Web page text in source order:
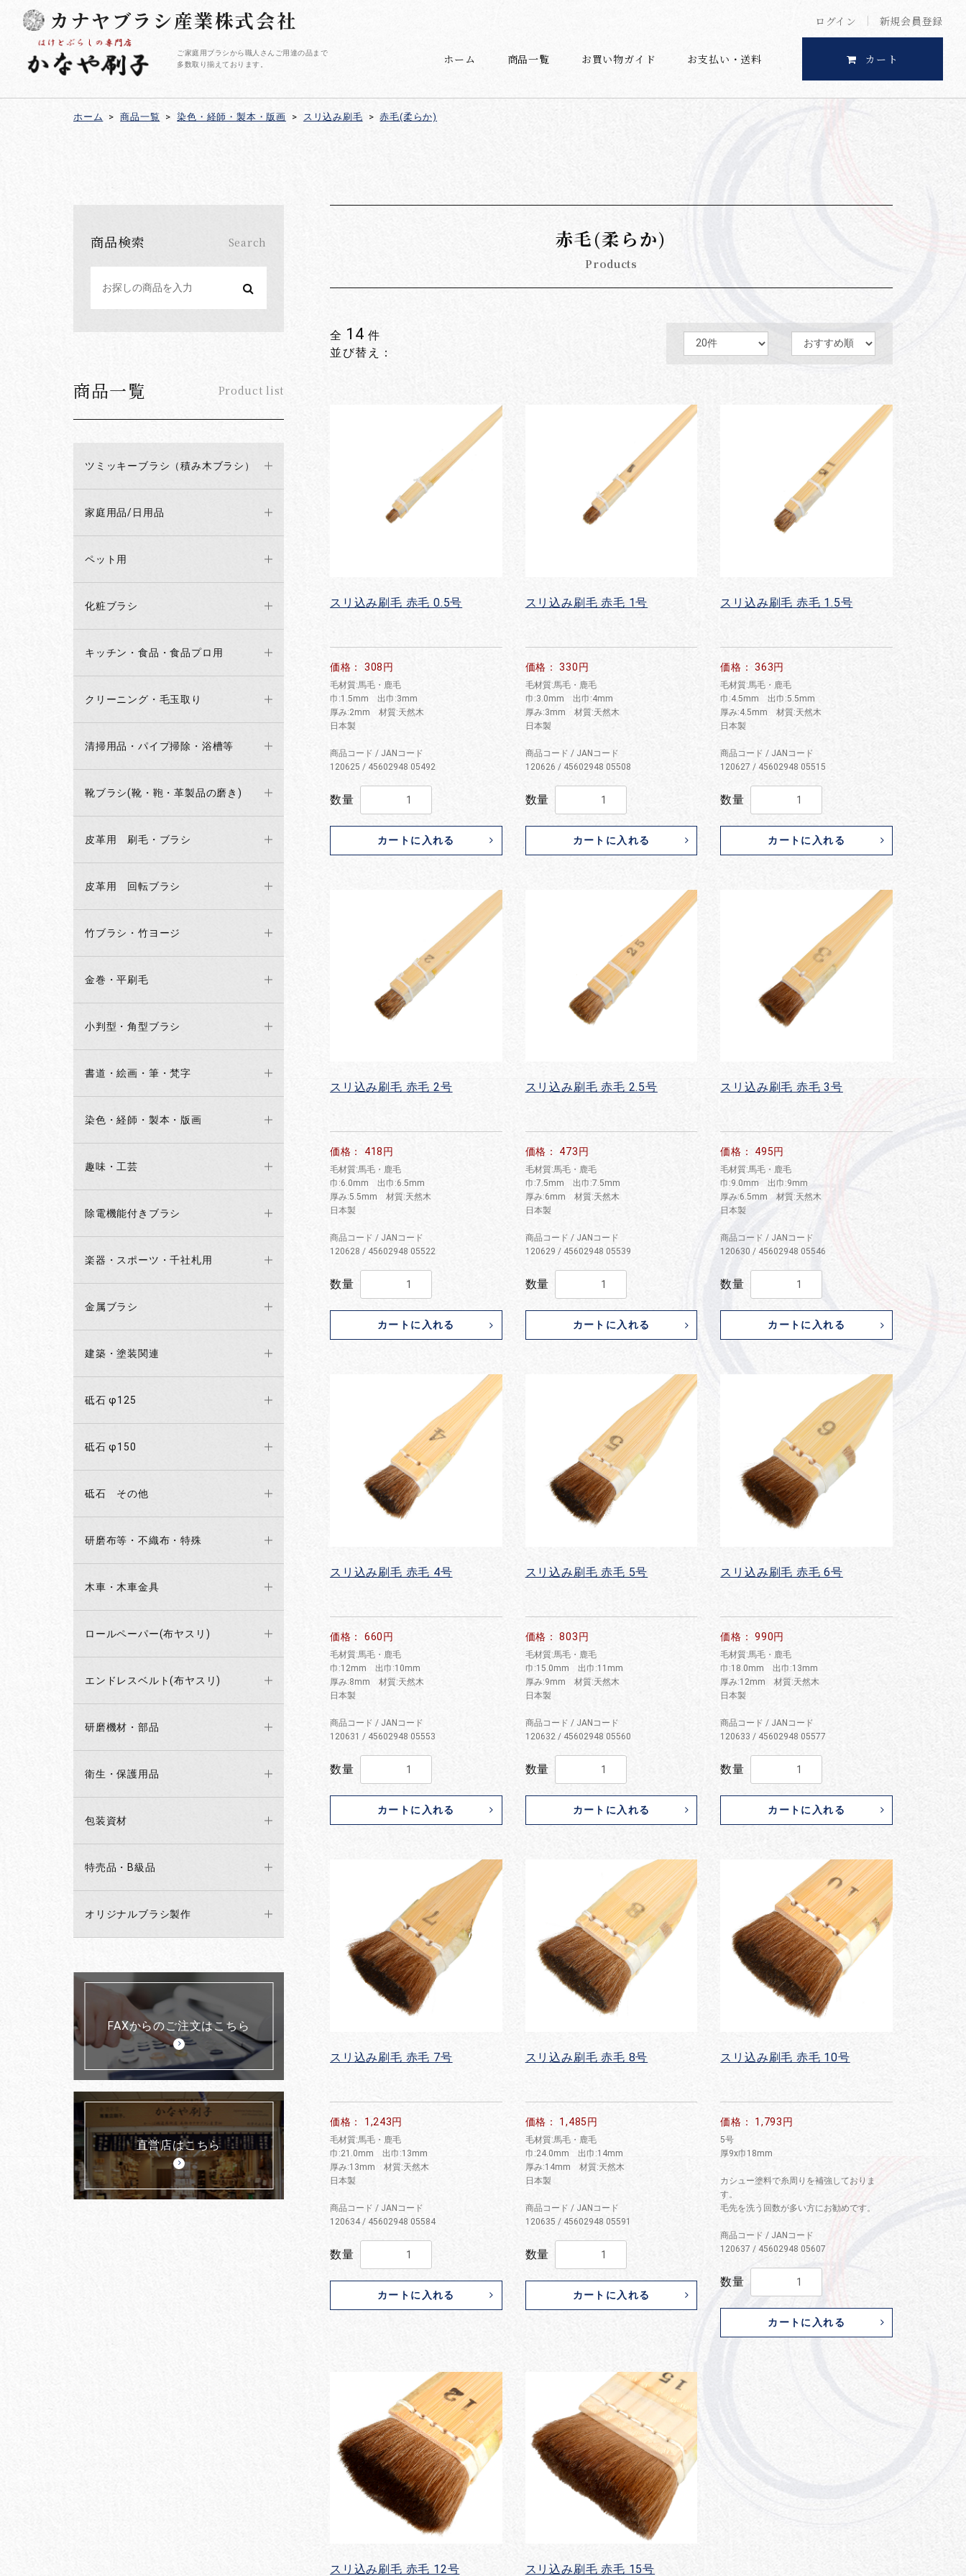
ログイン 新規会員登録
カナヤブラシ産業株式会社
ご家庭用ブラシから職人さんご用達の品まで
多数取り揃えております。
ホーム 商品一覧 お買い物ガイド お支払い・送料 カート
ホーム > 商品一覧 > 染色・経師・製本・版画 > スリ込み刷毛 > 赤毛(柔らか)
商品検索 Search
商品一覧 Product list
ツミッキーブラシ（積み木ブラシ）
家庭用品/日用品
ペット用
化粧ブラシ
キッチン・食品・食品プロ用
クリーニング・毛玉取り
清掃用品・パイプ掃除・浴槽等
靴ブラシ(靴・鞄・革製品の磨き)
皮革用 刷毛・ブラシ
皮革用 回転ブラシ
竹ブラシ・竹ヨージ
金巻・平刷毛
小判型・角型ブラシ
書道・絵画・筆・梵字
染色・経師・製本・版画
趣味・工芸
除電機能付きブラシ
楽器・スポーツ・千社札用
金属ブラシ
建築・塗装関連
砥石 φ125
砥石 φ150
砥石 その他
研磨布等・不織布・特殊
木車・木車金具
ロールペーパー(布ヤスリ)
エンドレスベルト(布ヤスリ)
研磨機材・部品
衛生・保護用品
包装資材
特売品・B級品
オリジナルブラシ製作
FAXからのご注文はこちら
直営店はこちら
赤毛(柔らか)
Products
全 14 件
並び替え：
スリ込み刷毛 赤毛 0.5号
価格： 308円
毛材質:馬毛・鹿毛
巾:1.5mm 出巾:3mm
厚み:2mm 材質:天然木
日本製
商品コード / JANコード
120625 / 45602948 05492
数量
カートに入れる
スリ込み刷毛 赤毛 1号
価格： 330円
毛材質:馬毛・鹿毛
巾:3.0mm 出巾:4mm
厚み:3mm 材質:天然木
日本製
商品コード / JANコード
120626 / 45602948 05508
数量
カートに入れる
スリ込み刷毛 赤毛 1.5号
価格： 363円
毛材質:馬毛・鹿毛
巾:4.5mm 出巾:5.5mm
厚み:4.5mm 材質:天然木
日本製
商品コード / JANコード
120627 / 45602948 05515
数量
カートに入れる
スリ込み刷毛 赤毛 2号
価格： 418円
毛材質:馬毛・鹿毛
巾:6.0mm 出巾:6.5mm
厚み:5.5mm 材質:天然木
日本製
商品コード / JANコード
120628 / 45602948 05522
数量
カートに入れる
スリ込み刷毛 赤毛 2.5号
価格： 473円
毛材質:馬毛・鹿毛
巾:7.5mm 出巾:7.5mm
厚み:6mm 材質:天然木
日本製
商品コード / JANコード
120629 / 45602948 05539
数量
カートに入れる
スリ込み刷毛 赤毛 3号
価格： 495円
毛材質:馬毛・鹿毛
巾:9.0mm 出巾:9mm
厚み:6.5mm 材質:天然木
日本製
商品コード / JANコード
120630 / 45602948 05546
数量
カートに入れる
スリ込み刷毛 赤毛 4号
価格： 660円
毛材質:馬毛・鹿毛
巾:12mm 出巾:10mm
厚み:8mm 材質:天然木
日本製
商品コード / JANコード
120631 / 45602948 05553
数量
カートに入れる
スリ込み刷毛 赤毛 5号
価格： 803円
毛材質:馬毛・鹿毛
巾:15.0mm 出巾:11mm
厚み:9mm 材質:天然木
日本製
商品コード / JANコード
120632 / 45602948 05560
数量
カートに入れる
スリ込み刷毛 赤毛 6号
価格： 990円
毛材質:馬毛・鹿毛
巾:18.0mm 出巾:13mm
厚み:12mm 材質:天然木
日本製
商品コード / JANコード
120633 / 45602948 05577
数量
カートに入れる
スリ込み刷毛 赤毛 7号
価格： 1,243円
毛材質:馬毛・鹿毛
巾:21.0mm 出巾:13mm
厚み:13mm 材質:天然木
日本製
商品コード / JANコード
120634 / 45602948 05584
数量
カートに入れる
スリ込み刷毛 赤毛 8号
価格： 1,485円
毛材質:馬毛・鹿毛
巾:24.0mm 出巾:14mm
厚み:14mm 材質:天然木
日本製
商品コード / JANコード
120635 / 45602948 05591
数量
カートに入れる
スリ込み刷毛 赤毛 10号
価格： 1,793円
5号
厚9x巾18mm
カシュー塗料で糸周りを補強しておりま
す。
毛先を洗う回数が多い方にお勧めです。
商品コード / JANコード
120637 / 45602948 05607
数量
カートに入れる
スリ込み刷毛 赤毛 12号 スリ込み刷毛 赤毛 15号